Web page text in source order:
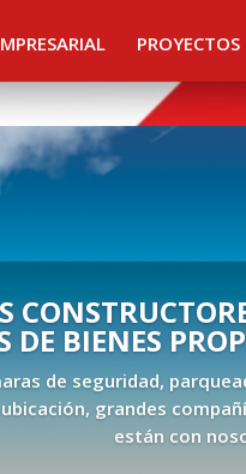
BIENES
de seguridad,
grandes
están con